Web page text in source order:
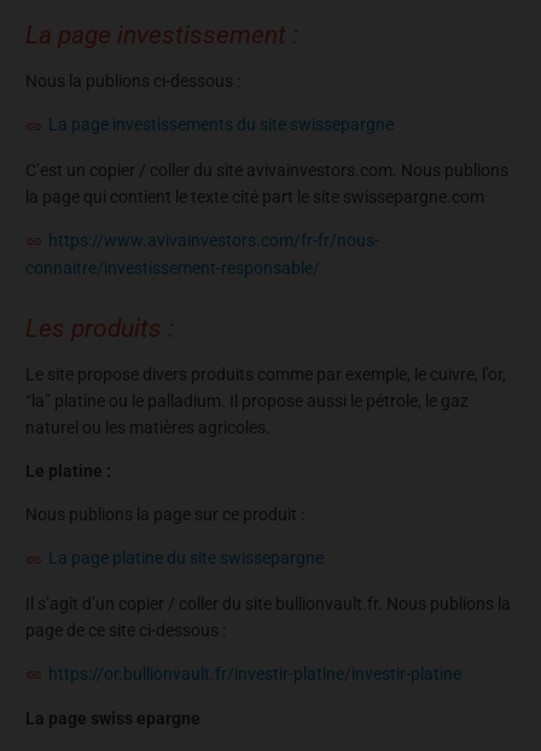
La page investissement :
Nous la publions ci-dessous :
La page investissements du site swissepargne
C’est un copier / coller du site avivainvestors.com. Nous publions
la page qui contient le texte cité part le site swissepargne.com
https://www.avivainvestors.com/fr-fr/nous-
connaitre/investissement-responsable/
Les produits :
Le site propose divers produits comme par exemple, le cuivre, l’or,
“la” platine ou le palladium. Il propose aussi le pétrole, le gaz
naturel ou les matières agricoles.
Le platine :
Nous publions la page sur ce produit :
La page platine du site swissepargne
Il s’agit d’un copier / coller du site bullionvault.fr. Nous publions la
page de ce site ci-dessous :
https://or.bullionvault.fr/investir-platine/investir-platine
La page swiss epargne